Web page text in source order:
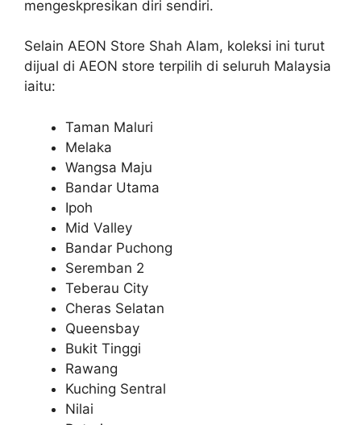
mengeskpresikan diri sendiri.
Selain AEON Store Shah Alam, koleksi ini turut
dijual di AEON store terpilih di seluruh Malaysia
iaitu:
Taman Maluri
Melaka
Wangsa Maju
Bandar Utama
Ipoh
Mid Valley
Bandar Puchong
Seremban 2
Teberau City
Cheras Selatan
Queensbay
Bukit Tinggi
Rawang
Kuching Sentral
Nilai